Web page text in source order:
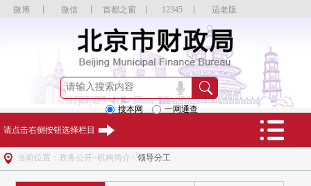
微博 微信 12345 适老版
首都之窗
搜本网 一网通查
请点击右侧按钮选择栏目
当前位置：政务公开>机构简介> 领导分工